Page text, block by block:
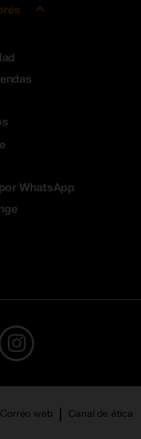
WhatsApp
Correo web Canal de ética